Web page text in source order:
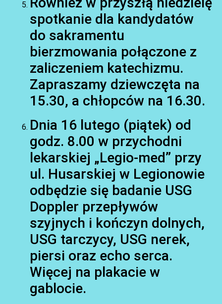
spotkanie dla kandydatów
do sakramentu
bierzmowania połączone z
zaliczeniem katechizmu.
Zapraszamy dziewczęta na
15.30, a chłopców na 16.30.
Dnia 16 lutego (piątek) od
godz. 8.00 w przychodni
lekarskiej „Legio-med” przy
ul. Husarskiej w Legionowie
odbędzie się badanie USG
Doppler przepływów
szyjnych i kończyn dolnych,
USG tarczycy, USG nerek,
piersi oraz echo serca.
Więcej na plakacie w
gablocie.